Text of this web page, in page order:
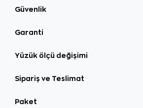
Güvenlik
Garanti
Yüzük ölçü değişimi
Sipariş ve Teslimat
Paket